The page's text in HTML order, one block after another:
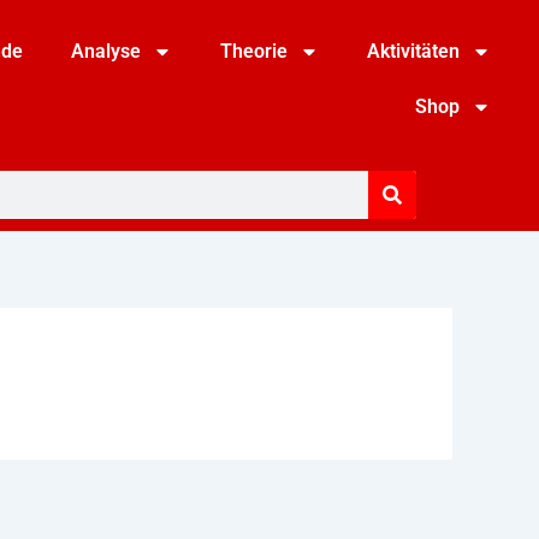
Analyse Theorie Aktivitäten
Shop